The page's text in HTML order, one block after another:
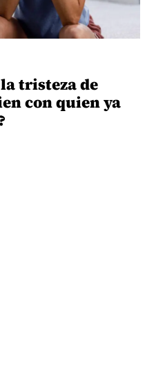
tristeza de
con quien ya